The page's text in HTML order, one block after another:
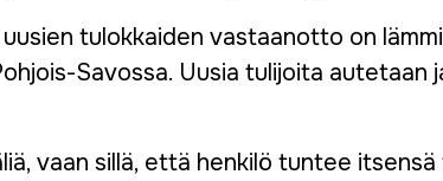
tulokkaiden vastaanotto on
Savossa. Uusia tulijoita autetaan
vaan sillä, että henkilö tuntee